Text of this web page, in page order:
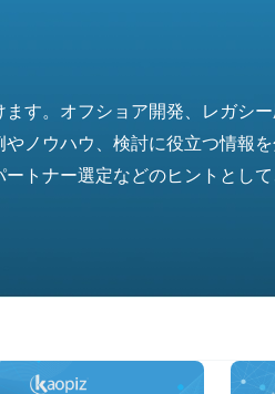
す。オフショア開発、レガシ
ノウハウ、検討に役立つ情報を
トナー選定などのヒントとして